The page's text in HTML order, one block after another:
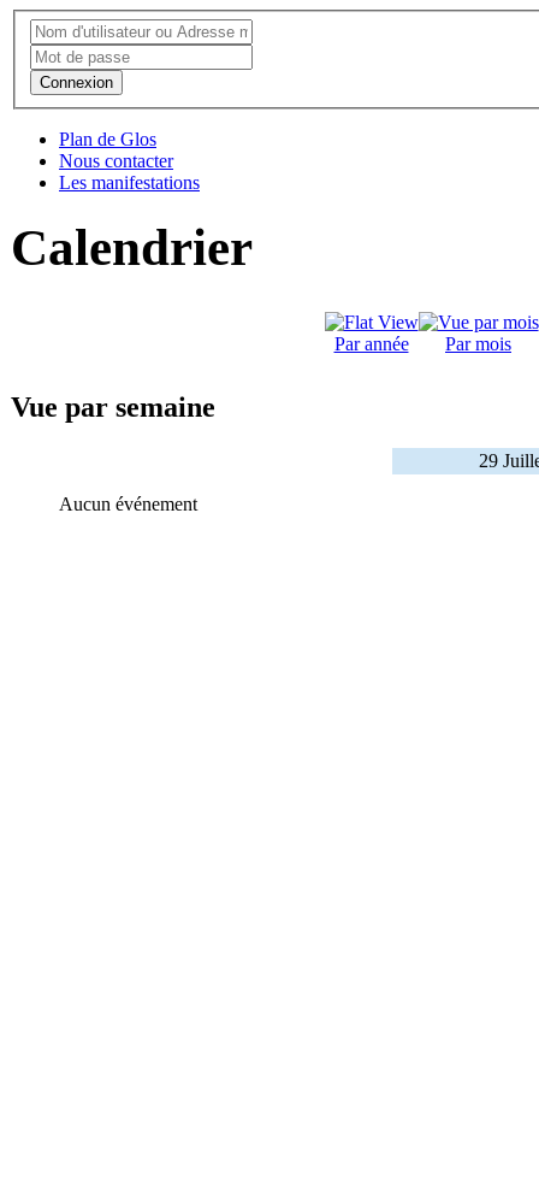
Connexion
Plan de Glos
Nous contacter
Les manifestations
Calendrier
Par année Par mois
Vue par semaine
29
Aucun événement